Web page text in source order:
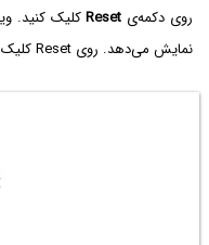
روی دکمه‌ی Reset‌کلیک کنید.
نمایش می‌دهد. روی Reset کلیک کنید تا بازگردانی انجام شود.